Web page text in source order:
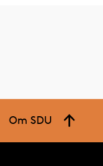
Om SDU